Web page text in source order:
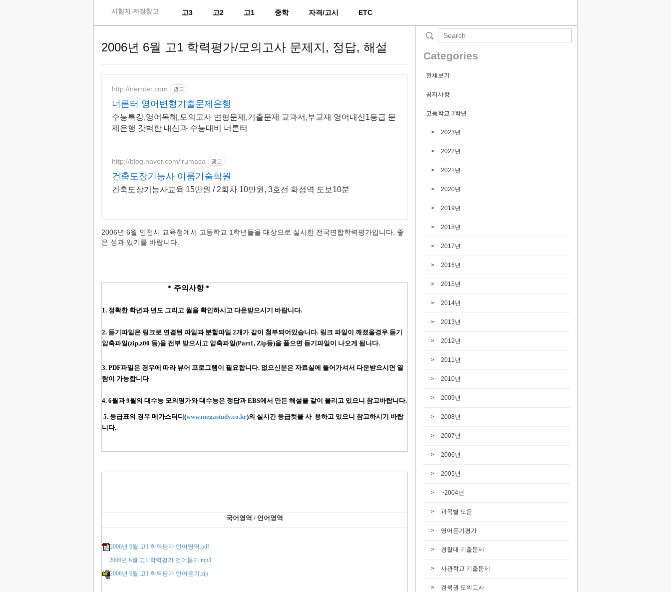
시험지 저장창고 고3 고2 고1 중학 자격/고시 ETC
2006년 6월 고1 학력평가/모의고사 문제지, 정답, 해설
http://nernter.com 광고
너른터 영어변형기출문제은행
수능특강,영어독해,모의고사 변형문제,기출문제 교과서,부교재 영어내신1등급 문
제은행 갓벽한 내신과 수능대비 너른터
http://blog.naver.com/irumaca 광고
건축도장기능사 이룸기술학원
건축도장기능사교육 15만원 / 2회차 10만원, 3호선 화정역 도보10분
2006년 6월 인천시 교육청에서 고등학교 1학년들을 대상으로 실시한 전국연합학력평가입니다. 좋
은 성과 있기를 바랍니다.
* 주의사항 *
1. 정확한 학년과 년도 그리고 월을 확인하시고 다운받으시기 바랍니다.
2. 듣기파일은 링크로 연결된 파일과 분할파일 2개가 같이 첨부되어있습니다. 링크 파일이 깨졌을경우 듣기
압축파일(zip,z00 등)을 전부 받으시고 압축파일(Part1, Zip등)을 풀으면 듣기파일이 나오게 됩니다.
3. PDF파일은 경우에 따라 뷰어 프로그램이 필요합니다. 없으신분은 자료실에 들어가셔서 다운받으시면 열
람이 가능합니다
4. 6월과 9월의 대수능 모의평가와 대수능은 정답과 EBS에서 만든 해설을 같이 올리고 있으니 참고바랍니다.
5. 등급표의 경우 메가스터디(www.megastudy.co.kr)의 실시간 등급컷을 사 용하고 있으니 참고하시기 바랍
니다.
국어영역 / 언어영역
2006년 6월 고1 학력평가 언어영역.pdf
2006년 6월 고1 학력평가 언어듣기.mp3
2006년 6월 고1 학력평가 언어듣기.zip
Categories
전체보기
공지사항
고등학교 3학년
2023년
2022년
2021년
2020년
2019년
2018년
2017년
2016년
2015년
2014년
2013년
2012년
2011년
2010년
2009년
2008년
2007년
2006년
2005년
~2004년
과목별 모음
영어듣기평가
경찰대 기출문제
사관학교 기출문제
경북권 모의고사